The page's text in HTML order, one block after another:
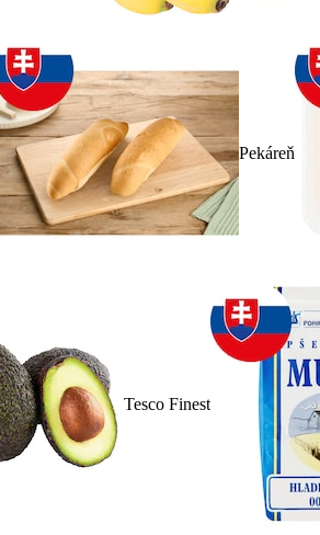
Pekáreň
Tesco Finest